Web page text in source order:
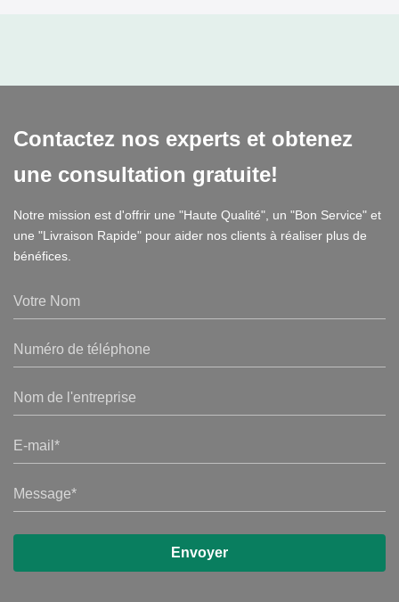
Contactez nos experts et obtenez
une consultation gratuite!
Notre mission est d'offrir une "Haute Qualité", un "Bon Service" et
une "Livraison Rapide" pour aider nos clients à réaliser plus de
bénéfices.